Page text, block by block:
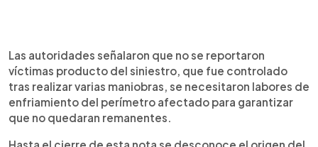
Las autoridades señalaron que no se reportaron
víctimas producto del siniestro, que fue controlado
tras realizar varias maniobras, se necesitaron labores de
enfriamiento del perímetro afectado para garantizar
que no quedaran remanentes.